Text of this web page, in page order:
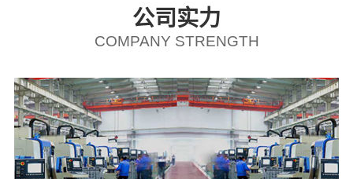
公司实力
COMPANY STRENGTH